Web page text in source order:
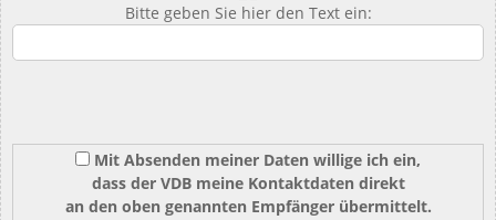
Bitte geben Sie hier den Text ein:
Mit Absenden meiner Daten willige ich ein,
dass der VDB meine Kontaktdaten direkt
an den oben genannten Empfänger übermittelt.